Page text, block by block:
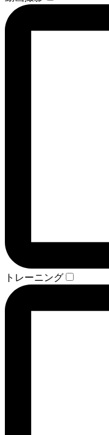
トレーニング